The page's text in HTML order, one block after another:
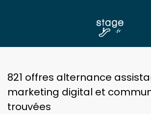
821 offres alternance
marketing digital et
trouvées